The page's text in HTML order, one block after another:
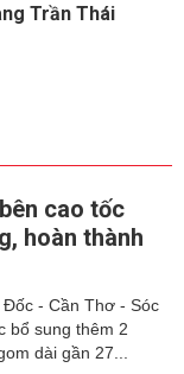
Trần Thái
cao tốc
hoàn thành
- Cần Thơ - Sóc
bổ sung thêm 2
dài gần 27...